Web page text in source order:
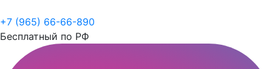
+7 (965) 66-66-890
Бесплатный по РФ